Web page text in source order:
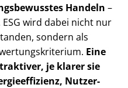
Handeln –
wird dabei nicht nur
sondern als
Eine
je klarer sie
Nut­zer­